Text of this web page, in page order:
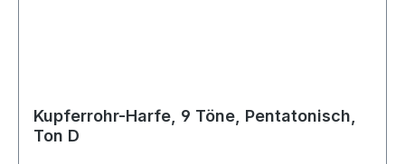
Kupferrohr-Harfe, 9 Töne, Pentatonisch,
Ton D